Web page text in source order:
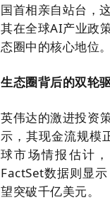
国首相亲自站台，
其在全球AI产业政
态圈中的核心地位。
生态圈背后的双轮
英伟达的激进投资
示，其现金流规模
球市场情报估计
FactSet数据则显
望突破千亿美元。